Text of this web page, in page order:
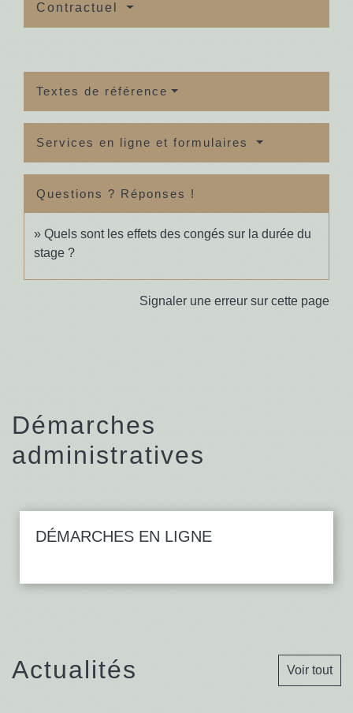
Contractuel
Textes de référence
Services en ligne et formulaires
Questions ? Réponses !
Quels sont les effets des congés sur la durée du
stage ?
Signaler une erreur sur cette page
Démarches
administratives
DÉMARCHES EN LIGNE
Actualités Voir tout